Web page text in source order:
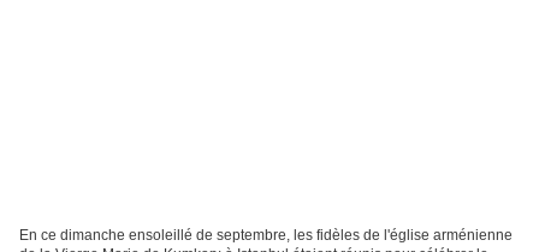
En ce dimanche ensoleillé de septembre, les fidèles de l'église arménienne